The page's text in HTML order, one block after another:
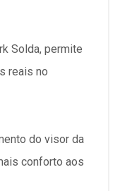
Solda, permite
reais no
do visor da
conforto aos